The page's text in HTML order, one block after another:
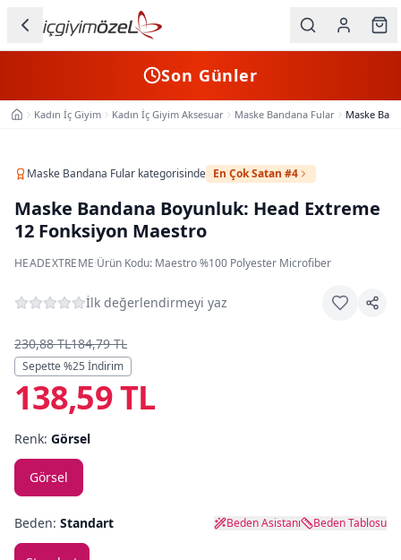
Erkek
Çocuk
Beden
Markalar
Plaj & Mayo
Yazlık Pijama
Kampanyalar
Yeni Gelenler
Son Günler
Ana SayfaKadın İç Giyim Kadın İç Giyim Aksesuar Maske Bandana Fular Maske
Maske Bandana Fular kategorisinde En Çok Satan #4
Maske Bandana Boyunluk: Head Extreme
12 Fonksiyon Maestro
HEADEXTREME·Ürün Kodu: Maestro·%100 Polyester Microfiber
İlk değerlendirmeyi yaz
230,88 TL184,79 TL
Sepette %25 İndirim
138,59 TL
Renk: Görsel
Görsel
Beden: Standart Beden Asistanı Beden Tablosu